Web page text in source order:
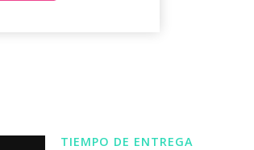
TIEMPO DE ENTREGA